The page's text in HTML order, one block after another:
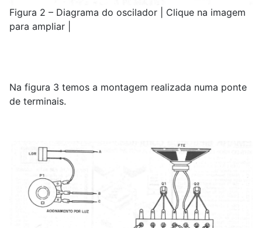
Figura 2 – Diagrama do oscilador | Clique na imagem
para ampliar |
Na figura 3 temos a montagem realizada numa ponte
de terminais.